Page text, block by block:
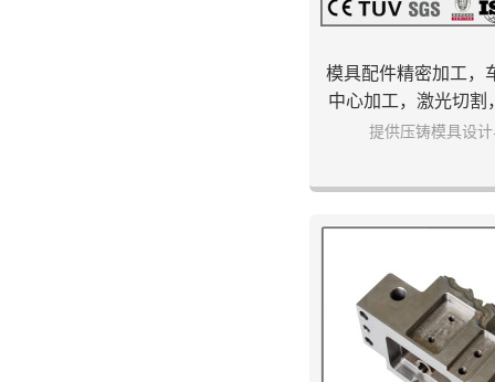
模具配件精密加工，
中心加工，激光切割
具配件
提供压铸模具设